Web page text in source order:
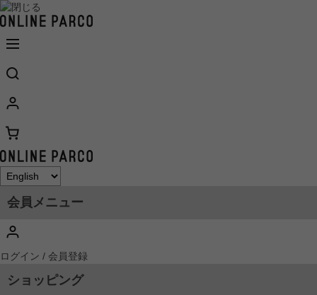
会員メニュー
ログイン / 会員登録
ショッピング